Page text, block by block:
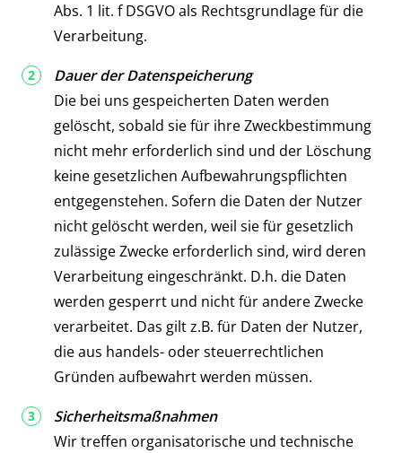
Abs. 1 lit. f DSGVO als Rechtsgrundlage für die
Verarbeitung.
Dauer der Datenspeicherung
Die bei uns gespeicherten Daten werden
gelöscht, sobald sie für ihre Zweckbestimmung
nicht mehr erforderlich sind und der Löschung
keine gesetzlichen Aufbewahrungspflichten
entgegenstehen. Sofern die Daten der Nutzer
nicht gelöscht werden, weil sie für gesetzlich
zulässige Zwecke erforderlich sind, wird deren
Verarbeitung eingeschränkt. D.h. die Daten
werden gesperrt und nicht für andere Zwecke
verarbeitet. Das gilt z.B. für Daten der Nutzer,
die aus handels- oder steuerrechtlichen
Gründen aufbewahrt werden müssen.
Sicherheitsmaßnahmen
Wir treffen organisatorische und technische